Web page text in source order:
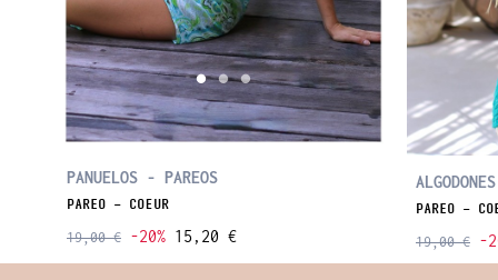
PANUELOS - PAREOS
PAREO - CŒUR
19,00 € -20% 15,20 €
PAREO -
19,00 € -